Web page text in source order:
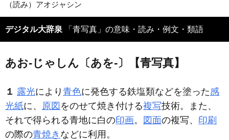
（読み）アオジャシン
デジタル大辞泉 「青写真」の意味・読み・例文・類語
あお‐じゃしん〔あを‐〕【青写真】
１ 露光により 青色に発色する鉄塩類などを塗った感
光紙に、 原図 をのせて焼き付ける複写技術。また、
それで得られる青地に白の印画。 図面の複写、 印刷
の際の青焼き などに利用。